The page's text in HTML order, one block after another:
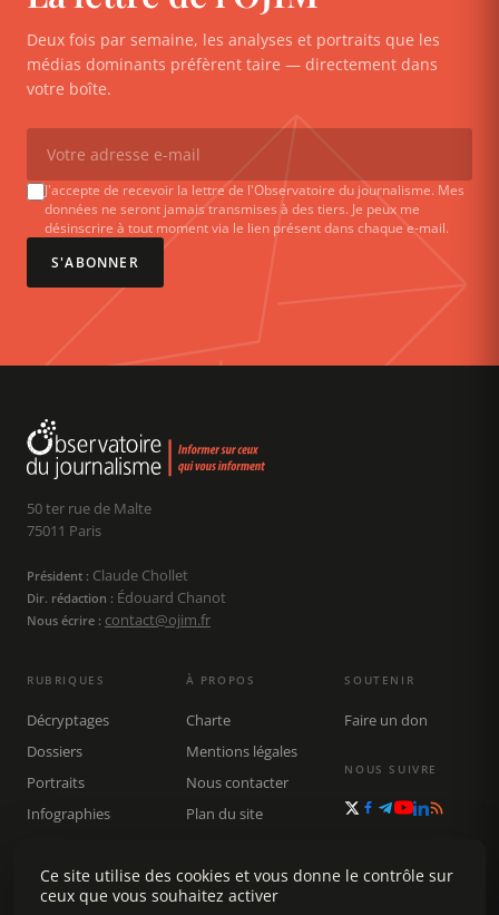
Deux fois par semaine, les analyses et portraits que les
médias dominants préfèrent taire — directement dans
votre boîte.
J'accepte de recevoir la lettre de l'Observatoire du journalisme. Mes
données ne seront jamais transmises à des tiers. Je peux me
désinscrire à tout moment via le lien présent dans chaque e-mail.
S'ABONNER
50 ter rue de Malte
75011 Paris
Président : Claude Chollet
Dir. rédaction : Édouard Chanot
Nous écrire : contact@ojim.fr
RUBRIQUES
Décryptages
Dossiers
Portraits
Infographies
Rechercher
À PROPOS
Charte
Mentions légales
Nous contacter
Plan du site
SOUTENIR
Faire un don
NOUS SUIVRE
Ce site utilise des cookies et vous donne le contrôle sur
ceux que vous souhaitez activer